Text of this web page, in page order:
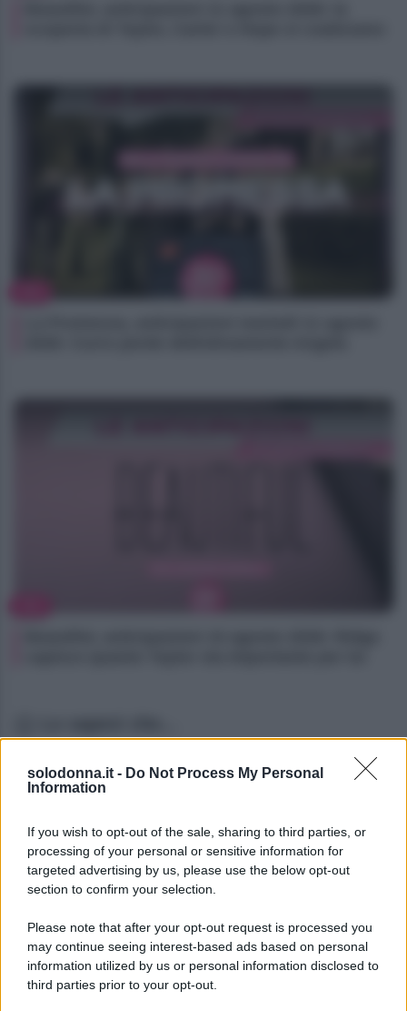
solodonna.it - Do Not Process My Personal
Information
If you wish to opt-out of the sale, sharing to third parties, or
processing of your personal or sensitive information for
targeted advertising by us, please use the below opt-out
section to confirm your selection.
Please note that after your opt-out request is processed you
may continue seeing interest-based ads based on personal
information utilized by us or personal information disclosed to
third parties prior to your opt-out.
Oroscopo di Branko, martedì 11 agosto
Oroscopo di Branko, martedì 11 agosto